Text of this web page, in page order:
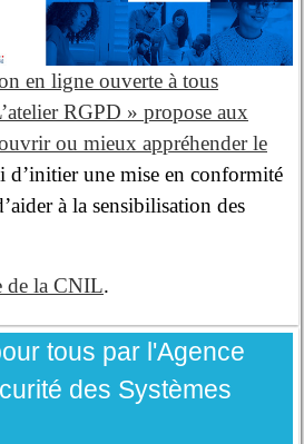
en ligne ouverte à tous
RGPD » propose aux
ou mieux appréhender le
d’initier une mise en conformité
à la sensibilisation des
de la CNIL.
tous par l'Agence
des Systèmes